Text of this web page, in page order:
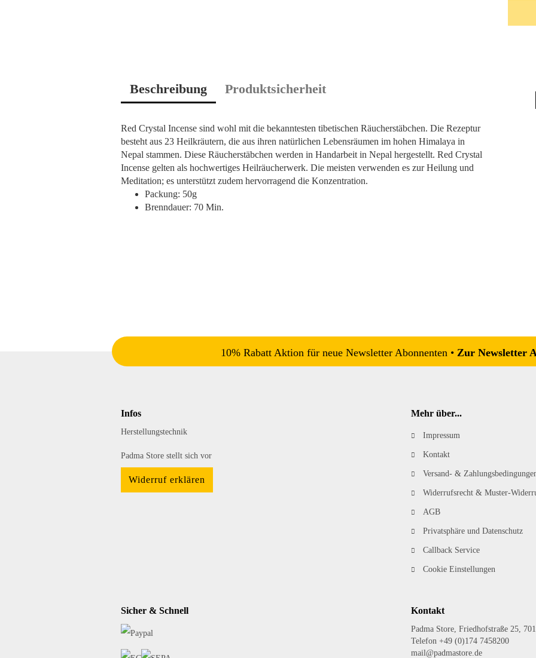
Beschreibung Produktsicherheit
Red Crystal Incense sind wohl mit die bekanntesten tibetischen Räucherstäbchen. Die Rezeptur
besteht aus 23 Heilkräutern, die aus ihren natürlichen Lebensräumen im hohen Himalaya in
Nepal stammen. Diese Räucherstäbchen werden in Handarbeit in Nepal hergestellt. Red Crystal
Incense gelten als hochwertiges Heilräucherwerk. Die meisten verwenden es zur Heilung und
Meditation; es unterstützt zudem hervorragend die Konzentration.
Packung: 50g
Brenndauer: 70 Min.
10% Rabatt Aktion für neue Newsletter Abonnenten • Zur Newsletter
Infos
Herstellungstechnik
Padma Store stellt sich vor
Widerruf erklären
Mehr über...
Impressum
Kontakt
Versand- &
Widerrufsrecht & Muster-
AGB
Privatsphäre und Datenschutz
Callback Service
Cookie Einstellungen
Sicher & Schnell Kontakt
Padma Store, Friedhofstraße 25,
Telefon +49 (0)174 7458200
mail@padmastore.de